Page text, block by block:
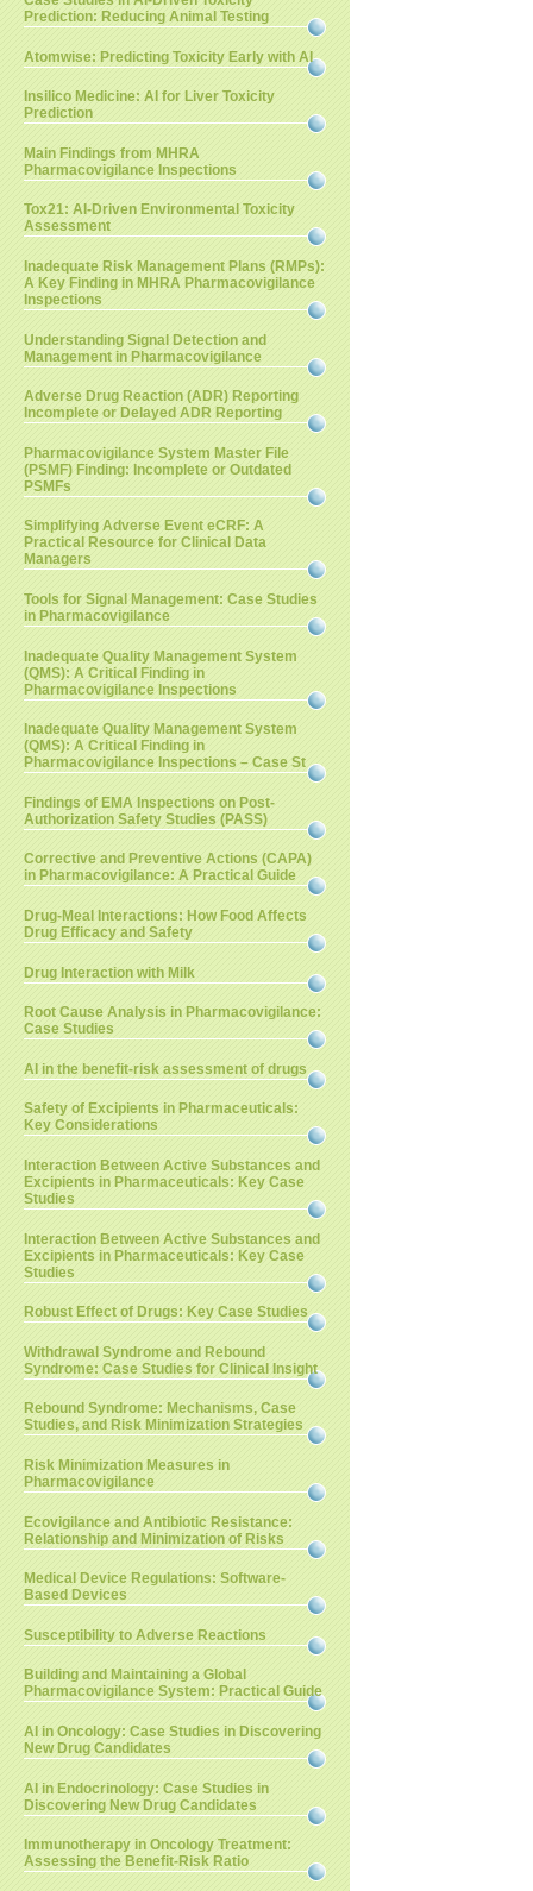
Prediction: Reducing Animal Testing
Atomwise: Predicting Toxicity Early with AI
Insilico Medicine: AI for Liver Toxicity
Prediction
Main Findings from MHRA
Pharmacovigilance Inspections
Tox21: AI-Driven Environmental Toxicity
Assessment
Inadequate Risk Management Plans (RMPs):
A Key Finding in MHRA Pharmacovigilance
Inspections
Understanding Signal Detection and
Management in Pharmacovigilance
Adverse Drug Reaction (ADR) Reporting
Incomplete or Delayed ADR Reporting
Pharmacovigilance System Master File
(PSMF) Finding: Incomplete or Outdated
PSMFs
Simplifying Adverse Event eCRF: A
Practical Resource for Clinical Data
Managers
Tools for Signal Management: Case Studies
in Pharmacovigilance
Inadequate Quality Management System
(QMS): A Critical Finding in
Pharmacovigilance Inspections
Inadequate Quality Management System
(QMS): A Critical Finding in
Pharmacovigilance Inspections – Case St
Findings of EMA Inspections on Post-
Authorization Safety Studies (PASS)
Corrective and Preventive Actions (CAPA)
in Pharmacovigilance: A Practical Guide
Drug-Meal Interactions: How Food Affects
Drug Efficacy and Safety
Drug Interaction with Milk
Root Cause Analysis in Pharmacovigilance:
Case Studies
AI in the benefit-risk assessment of drugs
Safety of Excipients in Pharmaceuticals:
Key Considerations
Interaction Between Active Substances and
Excipients in Pharmaceuticals: Key Case
Studies
Interaction Between Active Substances and
Excipients in Pharmaceuticals: Key Case
Studies
Robust Effect of Drugs: Key Case Studies
Withdrawal Syndrome and Rebound
Syndrome: Case Studies for Clinical Insight
Rebound Syndrome: Mechanisms, Case
Studies, and Risk Minimization Strategies
Risk Minimization Measures in
Pharmacovigilance
Ecovigilance and Antibiotic Resistance:
Relationship and Minimization of Risks
Medical Device Regulations: Software-
Based Devices
Susceptibility to Adverse Reactions
Building and Maintaining a Global
Pharmacovigilance System: Practical Guide
AI in Oncology: Case Studies in Discovering
New Drug Candidates
AI in Endocrinology: Case Studies in
Discovering New Drug Candidates
Immunotherapy in Oncology Treatment:
Assessing the Benefit-Risk Ratio